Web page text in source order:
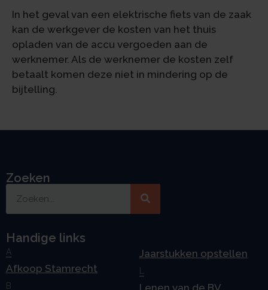
In het geval van een elektrische fiets van de zaak
kan de werkgever de kosten van het thuis
opladen van de accu vergoeden aan de
werknemer. Als de werknemer de kosten zelf
betaalt komen deze niet in mindering op de
bijtelling.
Zoeken
Handige links
A
Afkoop Stamrecht
B
Jaarstukken opstellen
Lenen van de BV